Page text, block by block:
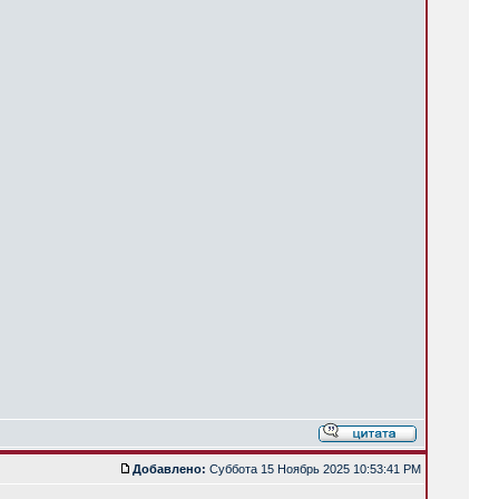
Добавлено: Суббота 15 Ноябрь 2025 10:53:41 PM